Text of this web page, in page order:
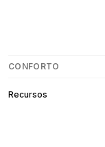
CONFORTO
Recursos